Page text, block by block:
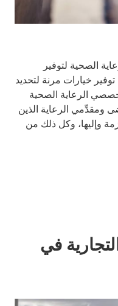
الصحية لتوفير
خيارات مرنة لتحديد
الرعاية الصحية
ومقدِّمي الرعاية الذين
وإليها، وكل ذلك من
في